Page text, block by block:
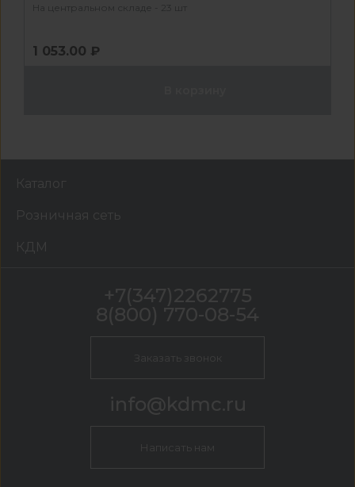
На центральном складе - 23 шт
1 053.00 ₽
Каталог
Розничная сеть
КДМ
+7(347)2262775
8(800) 770-08-54
Заказать звонок
info@kdmc.ru
Написать нам